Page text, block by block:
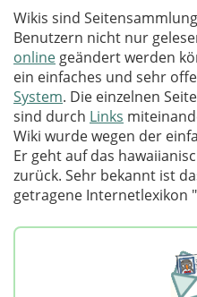
Wikis sind
Benutzern nicht nur
onlinegeändert werden
ein einfaches und sehr
System. Die einzelnen
sind durch Links
Wiki wurde wegen der
Er geht auf das
zurück. Sehr bekannt ist
getragene Internetlexikon